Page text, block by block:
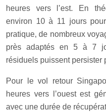
heures vers l’est. En
environ 10 à 11 jours
pratique, de nombreux
près adaptés en 5 à 7
résiduels puissent persister
Pour le vol retour
heures vers l’ouest est
avec une durée de